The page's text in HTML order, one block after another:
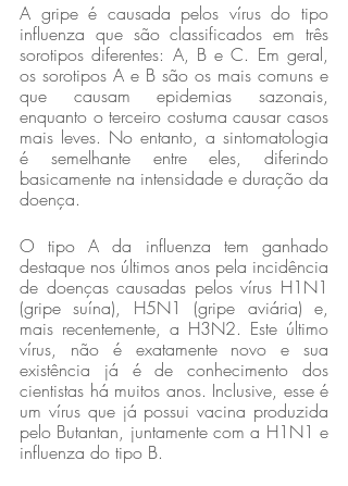
A gripe é causada pelos vírus do tipo
influenza que são classificados em três
sorotipos diferentes: A, B e C. Em geral,
os sorotipos A e B são os mais comuns e
que causam epidemias sazonais,
enquanto o terceiro costuma causar casos
mais leves. No entanto, a sintomatologia
é semelhante entre eles, diferindo
basicamente na intensidade e duração da
doença.
O tipo A da influenza tem ganhado
destaque nos últimos anos pela incidência
de doenças causadas pelos vírus H1N1
(gripe suína), H5N1 (gripe aviária) e,
mais recentemente, a H3N2. Este último
vírus, não é exatamente novo e sua
existência já é de conhecimento dos
cientistas há muitos anos. Inclusive, esse é
um vírus que já possui vacina produzida
pelo Butantan, juntamente com a H1N1 e
influenza do tipo B.